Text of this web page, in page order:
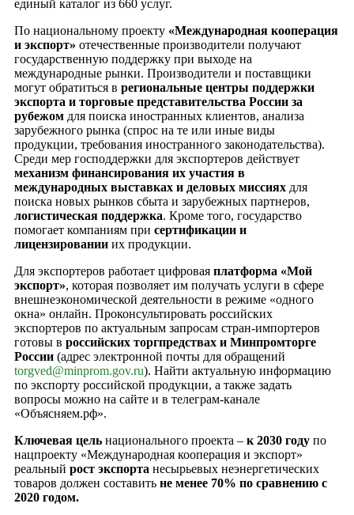
единый каталог из 660 услуг.
По национальному проекту «Международная кооперация
и экспорт» отечественные производители получают
государственную поддержку при выходе на
международные рынки. Производители и поставщики
могут обратиться в региональные центры поддержки
экспорта и торговые представительства России за
рубежом для поиска иностранных клиентов, анализа
зарубежного рынка (спрос на те или иные виды
продукции, требования иностранного законодательства).
Среди мер господдержки для экспортеров действует
механизм финансирования их участия в
международных выставках и деловых миссиях для
поиска новых рынков сбыта и зарубежных партнеров,
логистическая поддержка. Кроме того, государство
помогает компаниям при сертификации и
лицензировании их продукции.
Для экспортеров работает цифровая платформа «Мой
экспорт», которая позволяет им получать услуги в сфере
внешнеэкономической деятельности в режиме «одного
окна» онлайн. Проконсультировать российских
экспортеров по актуальным запросам стран-импортеров
готовы в российских торгпредствах и Минпромторге
России (адрес электронной почты для обращений
torgved@minprom.gov.ru). Найти актуальную информацию
по экспорту российской продукции, а также задать
вопросы можно на сайте и в телеграм-канале
«Объясняем.рф».
Ключевая цель национального проекта – к 2030 году по
нацпроекту «Международная кооперация и экспорт»
реальный рост экспорта несырьевых неэнергетических
товаров должен составить не менее 70% по сравнению с
2020 годом.